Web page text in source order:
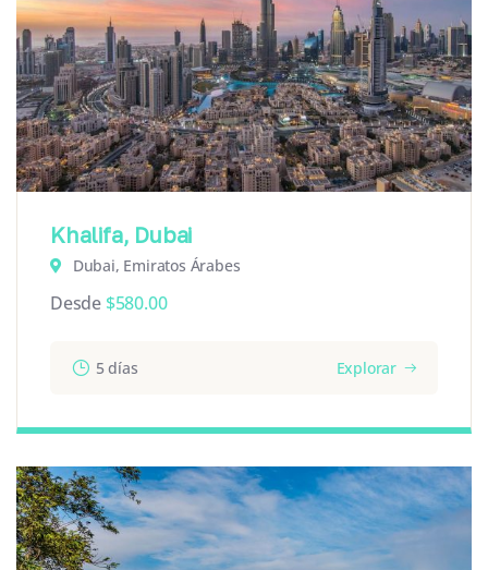
Khalifa, Dubai
Dubai, Emiratos Árabes
Desde $580.00
5 días Explorar